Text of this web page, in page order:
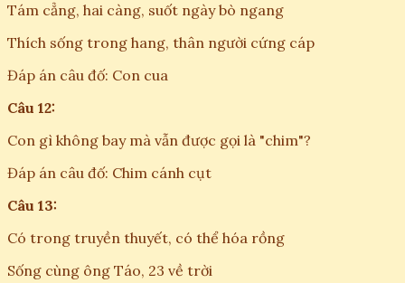
Tám cẳng, hai càng, suốt ngày bò ngang
Thích sống trong hang, thân người cứng cáp
Đáp án câu đố: Con cua
Câu 12:
Con gì không bay mà vẫn được gọi là "chim"?
Đáp án câu đố: Chim cánh cụt
Câu 13:
Có trong truyền thuyết, có thể hóa rồng
Sống cùng ông Táo, 23 về trời